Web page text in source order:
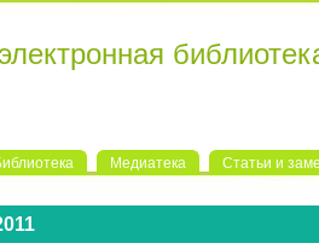
Медиатека Статьи и